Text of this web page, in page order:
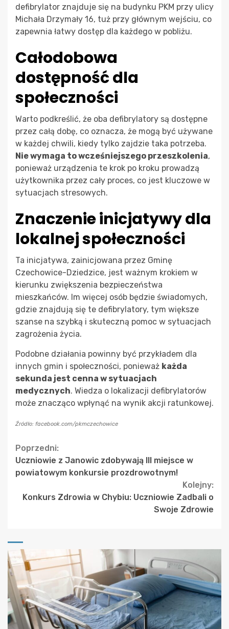
defibrylator znajduje się na budynku PKM przy ulicy
Michała Drzymały 16, tuż przy głównym wejściu, co
zapewnia łatwy dostęp dla każdego w pobliżu.
Całodobowa
dostępność dla
społeczności
Warto podkreślić, że oba defibrylatory są dostępne
przez całą dobę, co oznacza, że mogą być używane
w każdej chwili, kiedy tylko zajdzie taka potrzeba.
Nie wymaga to wcześniejszego przeszkolenia,
ponieważ urządzenia te krok po kroku prowadzą
użytkownika przez cały proces, co jest kluczowe w
sytuacjach stresowych.
Znaczenie inicjatywy dla
lokalnej społeczności
Ta inicjatywa, zainicjowana przez Gminę
Czechowice-Dziedzice, jest ważnym krokiem w
kierunku zwiększenia bezpieczeństwa
mieszkańców. Im więcej osób będzie świadomych,
gdzie znajdują się te defibrylatory, tym większe
szanse na szybką i skuteczną pomoc w sytuacjach
zagrożenia życia.
Podobne działania powinny być przykładem dla
innych gmin i społeczności, ponieważ każda
sekunda jest cenna w sytuacjach
medycznych. Wiedza o lokalizacji defibrylatorów
może znacząco wpłynąć na wynik akcji ratunkowej.
Źródło: facebook.com/pkmczechowice
Continue
Reading
Poprzedni:
Uczniowie z Janowic zdobywają III miejsce w
powiatowym konkursie prozdrowotnym!
Kolejny:
Konkurs Zdrowia w Chybiu: Uczniowie Zadbali o
Swoje Zdrowie